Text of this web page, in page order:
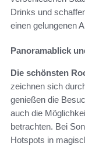
Drinks und
einen gelungenen
Panoramablick
Die schönsten
zeichnen sich
genießen die
auch die
betrachten. Bei
Hotspots in